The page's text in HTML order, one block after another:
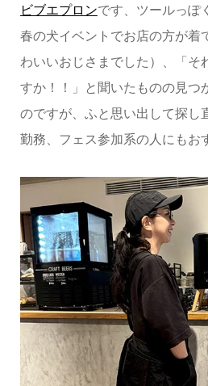
ビブエプロンです、ツールっぽ
春の犬イベントでお店の方が着
わいいおじさまでした）、「そ
すか！！」と聞いたものの見つ
のですが、ふと思い出して探し
勤務、フェス参加系の人にもお